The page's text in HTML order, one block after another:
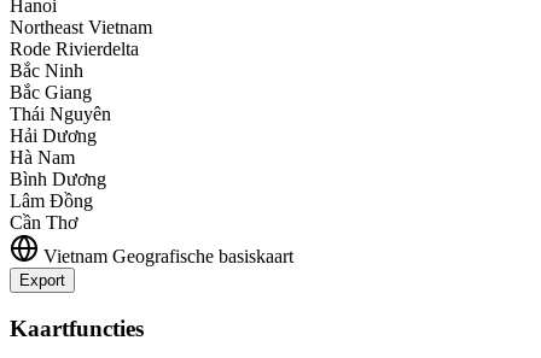
Hanoi
Northeast Vietnam
Rode Rivierdelta
Bắc Ninh
Bắc Giang
Thái Nguyên
Hải Dương
Hà Nam
Bình Dương
Lâm Đồng
Cần Thơ
Vietnam Geografische basiskaart
Export
+
Kaartfuncties